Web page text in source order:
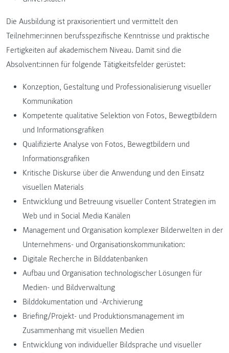
Die Ausbildung ist praxisorientiert und vermittelt den
Teilnehmer:innen berufsspezifische Kenntnisse und praktische
Fertigkeiten auf akademischem Niveau. Damit sind die
Absolvent:innen für folgende Tätigkeitsfelder gerüstet:
Konzeption, Gestaltung und Professionalisierung visueller
Kommunikation
Kompetente qualitative Selektion von Fotos, Bewegtbildern
und Informationsgrafiken
Qualifizierte Analyse von Fotos, Bewegtbildern und
Informationsgrafiken
Kritische Diskurse über die Anwendung und den Einsatz
visuellen Materials
Entwicklung und Betreuung visueller Content Strategien im
Web und in Social Media Kanälen
Management und Organisation komplexer Bilderwelten in der
Unternehmens- und Organisationskommunikation:
Digitale Recherche in Bilddatenbanken
Aufbau und Organisation technologischer Lösungen für
Medien- und Bildverwaltung
Bilddokumentation und -Archivierung
Briefing/Projekt- und Produktionsmanagement im
Zusammenhang mit visuellen Medien
Entwicklung von individueller Bildsprache und visueller